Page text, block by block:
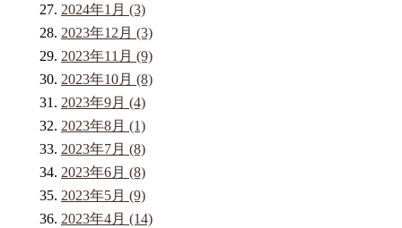
2024年1月 (3)
2023年12月 (3)
2023年11月 (9)
2023年10月 (8)
2023年9月 (4)
2023年8月 (1)
2023年7月 (8)
2023年6月 (8)
2023年5月 (9)
2023年4月 (14)